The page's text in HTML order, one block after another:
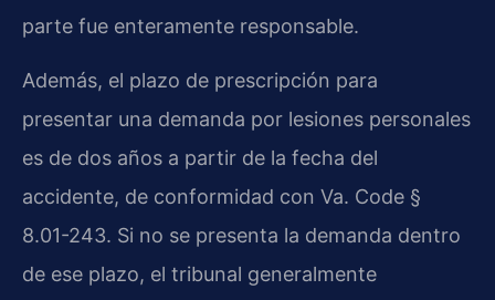
parte fue enteramente responsable.
Además, el plazo de prescripción para
presentar una demanda por lesiones personales
es de dos años a partir de la fecha del
accidente, de conformidad con Va. Code §
8.01-243. Si no se presenta la demanda dentro
de ese plazo, el tribunal generalmente